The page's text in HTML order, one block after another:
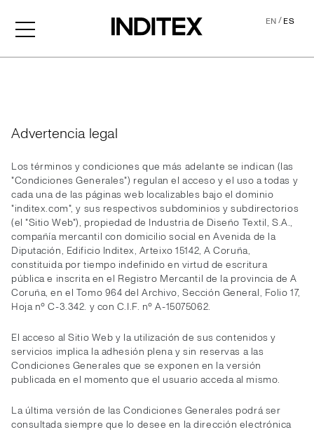
EN/ES
Advertencia legal
Los términos y condiciones que más adelante se indican (las
"Condiciones Generales") regulan el acceso y el uso a todas y
cada una de las páginas web localizables bajo el dominio
"inditex.com", y sus respectivos subdominios y subdirectorios
(el "Sitio Web"), propiedad de Industria de Diseño Textil, S.A.,
compañía mercantil con domicilio social en Avenida de la
Diputación, Edificio Inditex, Arteixo 15142, A Coruña,
constituida por tiempo indefinido en virtud de escritura
pública e inscrita en el Registro Mercantil de la provincia de A
Coruña, en el Tomo 964 del Archivo, Sección General, Folio 17,
Hoja nº C-3.342. y con C.I.F. nº A-15075062.
El acceso al Sitio Web y la utilización de sus contenidos y
servicios implica la adhesión plena y sin reservas a las
Condiciones Generales que se exponen en la versión
publicada en el momento que el usuario acceda al mismo.
La última versión de las Condiciones Generales podrá ser
consultada siempre que lo desee en la dirección electrónica